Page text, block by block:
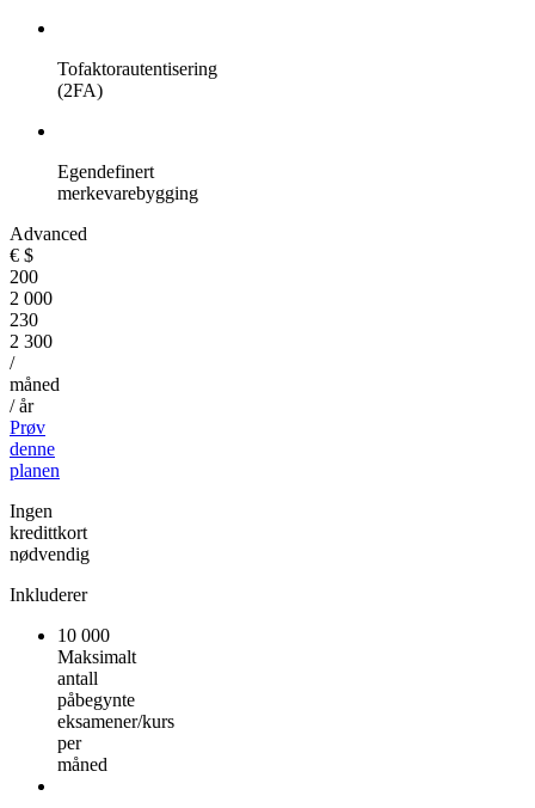
Tofaktorautentisering
(2FA)
Egendefinert
merkevarebygging
Advanced
€ $
200
2 000
230
2 300
/
måned
/ år
Prøv
denne
planen
Ingen
kredittkort
nødvendig
Inkluderer
10 000
Maksimalt
antall
påbegynte
eksamener/kurs
per
måned